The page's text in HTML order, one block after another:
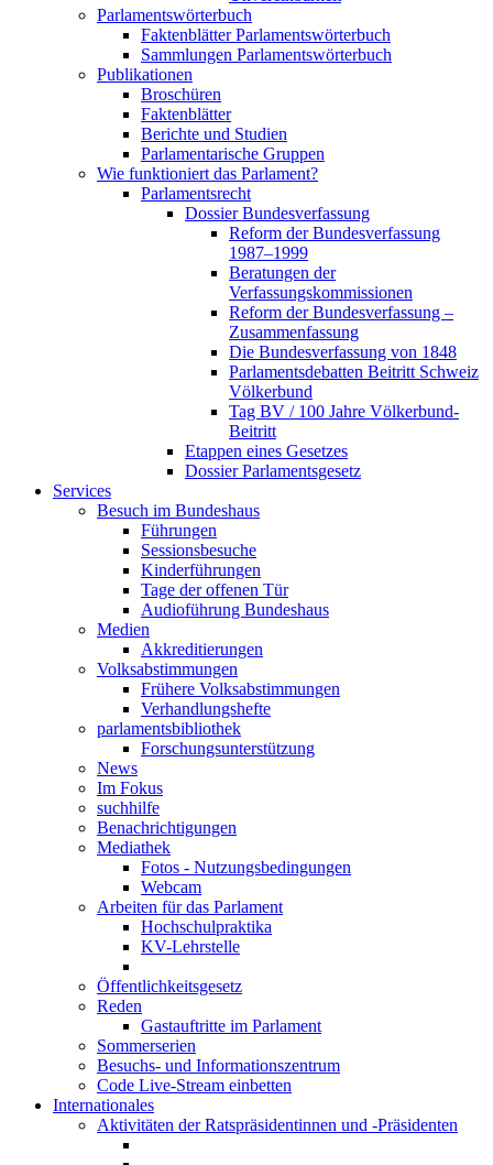
Parlamentswörterbuch
Faktenblätter Parlamentswörterbuch
Sammlungen Parlamentswörterbuch
Publikationen
Broschüren
Faktenblätter
Berichte und Studien
Parlamentarische Gruppen
Wie funktioniert das Parlament?
Parlamentsrecht
Dossier Bundesverfassung
Reform der Bundesverfassung
1987–1999
Beratungen der
Verfassungskommissionen
Reform der Bundesverfassung –
Zusammenfassung
Die Bundesverfassung von 1848
Parlamentsdebatten Beitritt Schweiz
Völkerbund
Tag BV / 100 Jahre Völkerbund-
Beitritt
Etappen eines Gesetzes
Dossier Parlamentsgesetz
Services
Besuch im Bundeshaus
Führungen
Sessionsbesuche
Kinderführungen
Tage der offenen Tür
Audioführung Bundeshaus
Medien
Akkreditierungen
Volksabstimmungen
Frühere Volksabstimmungen
Verhandlungshefte
parlamentsbibliothek
Forschungsunterstützung
News
Im Fokus
suchhilfe
Benachrichtigungen
Mediathek
Fotos - Nutzungsbedingungen
Webcam
Arbeiten für das Parlament
Hochschulpraktika
KV-Lehrstelle
Öffentlichkeitsgesetz
Reden
Gastauftritte im Parlament
Sommerserien
Besuchs- und Informationszentrum
Code Live-Stream einbetten
Internationales
Aktivitäten der Ratspräsidentinnen und -Präsidenten